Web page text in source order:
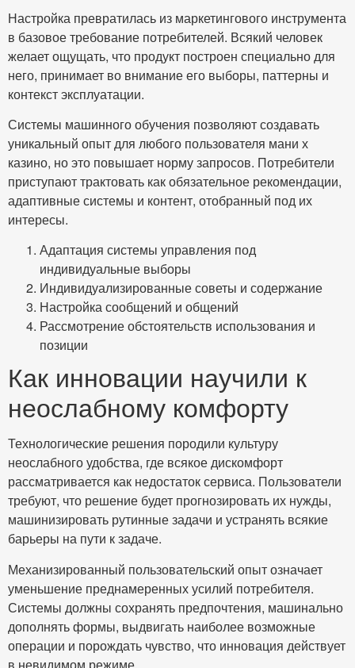
Настройка превратилась из маркетингового инструмента
в базовое требование потребителей. Всякий человек
желает ощущать, что продукт построен специально для
него, принимает во внимание его выборы, паттерны и
контекст эксплуатации.
Системы машинного обучения позволяют создавать
уникальный опыт для любого пользователя мани х
казино, но это повышает норму запросов. Потребители
приступают трактовать как обязательное рекомендации,
адаптивные системы и контент, отобранный под их
интересы.
Адаптация системы управления под
индивидуальные выборы
Индивидуализированные советы и содержание
Настройка сообщений и общений
Рассмотрение обстоятельств использования и
позиции
Как инновации научили к
неослабному комфорту
Технологические решения породили культуру
неослабного удобства, где всякое дискомфорт
рассматривается как недостаток сервиса. Пользователи
требуют, что решение будет прогнозировать их нужды,
машинизировать рутинные задачи и устранять всякие
барьеры на пути к задаче.
Механизированный пользовательский опыт означает
уменьшение преднамеренных усилий потребителя.
Системы должны сохранять предпочтения, машинально
дополнять формы, выдвигать наиболее возможные
операции и порождать чувство, что инновация действует
в невидимом режиме.